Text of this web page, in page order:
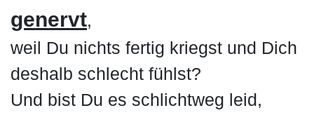
genervt,
weil Du nichts fertig kriegst und Dich
deshalb schlecht fühlst?
Und bist Du es schlichtweg leid,